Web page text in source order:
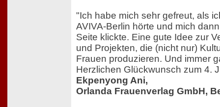
"Ich habe mich sehr gefreut, als
AVIVA-Berlin hörte und mich
Seite klickte. Eine gute Idee zur
und Projekten, die (nicht nur)
Frauen produzieren. Und immer
Herzlichen Glückwunsch zum 4.
Ekpenyong Ani,
Orlanda Frauenverlag GmbH,